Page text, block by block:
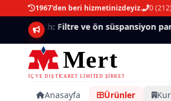
1967'den beri hizmetinizdeyiz. 0
Mannlich: Filtre ve ön süspansiyon
Anasayfa Ürünler